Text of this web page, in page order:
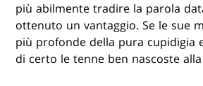
più abilmente tradire la parola
ottenuto un vantaggio. Se le sue
più profonde della pura cupidigia
di certo le tenne ben nascoste